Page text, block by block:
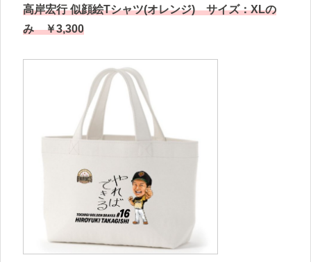
高岸宏行 似顔絵Tシャツ(オレンジ) サイズ：XLの
み ￥3,300